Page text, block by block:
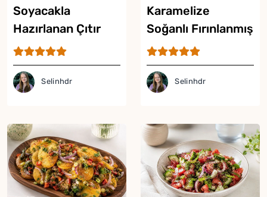
Soyacakla
Hazırlanan Çıtır
Salata Tarifi
Selinhdr
Karamelize
Soğanlı Fırınlanmış
Patates Salatası
Tarifi
Selinhdr